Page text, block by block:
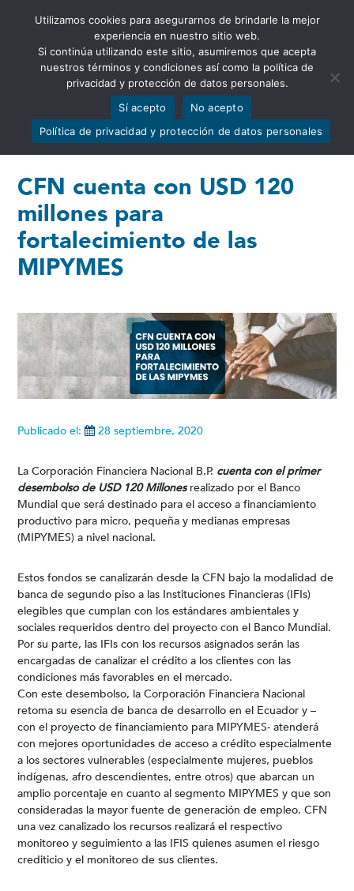
Abrir barra de herramientas
CFN cuenta con USD 120
millones para
fortalecimiento de las
MIPYMES
Publicado el: 28 septiembre, 2020
La Corporación Financiera Nacional B.P. cuenta con el primer
desembolso de USD 120 Millonesrealizado por el Banco
Mundial que será destinado para el acceso a financiamiento
productivo para micro, pequeña y medianas empresas
(MIPYMES) a nivel nacional.
Estos fondos se canalizarán desde la CFN bajo la modalidad de
banca de segundo piso a las Instituciones Financieras (IFIs)
elegibles que cumplan con los estándares ambientales y
sociales requeridos dentro del proyecto con el Banco Mundial.
Por su parte, las IFIs con los recursos asignados serán las
encargadas de canalizar el crédito a los clientes con las
condiciones más favorables en el mercado.
Con este desembolso, la Corporación Financiera Nacional
retoma su esencia de banca de desarrollo en el Ecuador y –
con el proyecto de financiamiento para MIPYMES- atenderá
con mejores oportunidades de acceso a crédito especialmente
a los sectores vulnerables (especialmente mujeres, pueblos
indígenas, afro descendientes, entre otros) que abarcan un
amplio porcentaje en cuanto al segmento MIPYMES y que son
consideradas la mayor fuente de generación de empleo. CFN
una vez canalizado los recursos realizará el respectivo
monitoreo y seguimiento a las IFIS quienes asumen el riesgo
crediticio y el monitoreo de sus clientes.
Utilizamos cookies para asegurarnos de brindarle la mejor
experiencia en nuestro sitio web.
Si continúa utilizando este sitio, asumiremos que acepta
nuestros términos y condiciones así como la política de
privacidad y protección de datos personales.
Sí acepto
No acepto
Política de privacidad y protección de datos personales